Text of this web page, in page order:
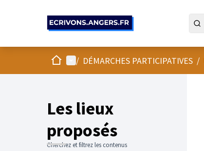
AccueilMenu principal
/ DÉMARCHES PARTICIPATIVES /
Les lieux
proposés
Cherchez et filtrez les contenus